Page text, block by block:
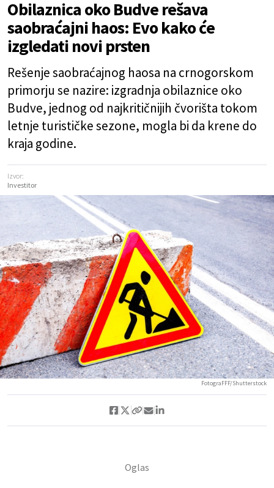
Obilaznica oko Budve rešava
saobraćajni haos: Evo kako će
izgledati novi prsten
Rešenje saobraćajnog haosa na crnogorskom
primorju se nazire: izgradnja obilaznice oko
Budve, jednog od najkritičnijih čvorišta tokom
letnje turističke sezone, mogla bi da krene do
kraja godine.
Izvor:
Investitor
FotograFFF/Shutterstock